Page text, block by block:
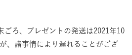
ろ、プレゼントの発送は2021年10
、諸事情により遅れることがござ